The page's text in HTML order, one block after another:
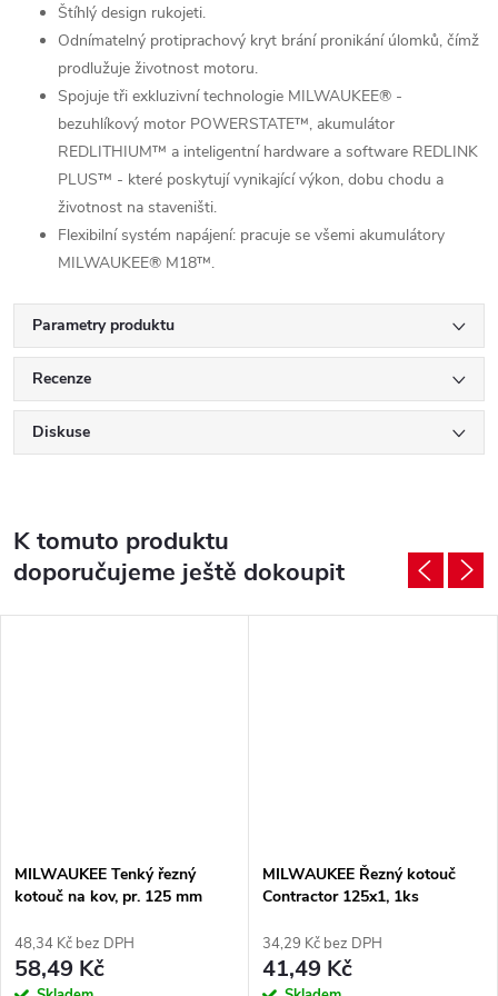
Štíhlý design rukojeti.
Odnímatelný protiprachový kryt brání pronikání úlomků, čímž
prodlužuje životnost motoru.
Spojuje tři exkluzivní technologie MILWAUKEE® -
bezuhlíkový motor POWERSTATE™, akumulátor
REDLITHIUM™ a inteligentní hardware a software REDLINK
PLUS™ - které poskytují vynikající výkon, dobu chodu a
životnost na staveništi.
Flexibilní systém napájení: pracuje se všemi akumulátory
MILWAUKEE® M18™.
Parametry produktu
Recenze
Diskuse
K tomuto produktu
doporučujeme ještě dokoupit
MILWAUKEE Tenký řezný
kotouč na kov, pr. 125 mm
48,34 Kč bez DPH
58,49 Kč
MILWAUKEE Řezný kotouč
Contractor 125x1, 1ks
34,29 Kč bez DPH
41,49 Kč